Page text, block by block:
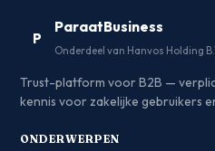
P
ParaatBusiness
Onderdeel van Hanvos Holding
Trust-platform voor B2B —
kennis voor zakelijke gebruikers
ONDERWERPEN